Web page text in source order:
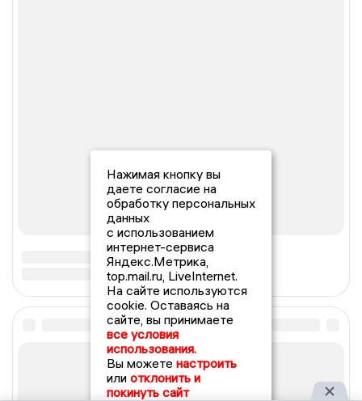
Нажимая кнопку вы
даете согласие на
обработку персональных
данных
с использованием
интернет-сервиса
Яндекс.Метрика,
top.mail.ru, LiveInternet.
На сайте используются
cookie. Оставаясь на
сайте, вы принимаете
все условия
использования.
Вы можете настроить
или отклонить и
покинуть сайт